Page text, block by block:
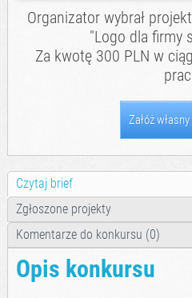
Organizator wybrał
"Logo dla firmy
Za kwotę 300 PLN w
Załóż
Czytaj brief
Zgłoszone projekty
Komentarze do konkursu (0)
Opis konkursu